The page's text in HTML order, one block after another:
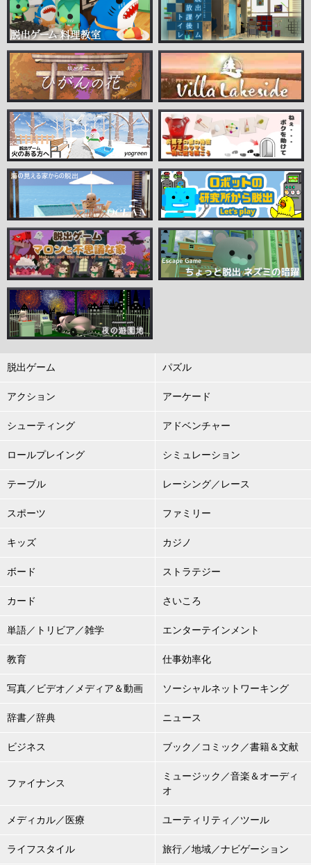
脱出ゲーム パズル
アクション アーケード
シューティング アドベンチャー
ロールプレイング シミュレーション
テーブル レーシング／レース
スポーツ ファミリー
キッズ カジノ
ボード ストラテジー
カード さいころ
単語／トリビア／雑学 エンターテインメント
教育 仕事効率化
写真／ビデオ／メディア＆動画 ソーシャルネットワーキング
辞書／辞典 ニュース
ビジネス ブック／コミック／書籍＆文献
ファイナンス
ミュージック／音楽＆オーディ
オ
メディカル／医療 ユーティリティ／ツール
ライフスタイル 旅行／地域／ナビゲーション